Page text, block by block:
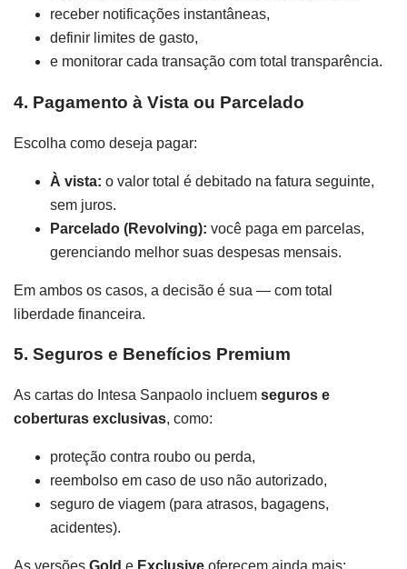
receber notificações instantâneas,
definir limites de gasto,
e monitorar cada transação com total transparência.
4. Pagamento à Vista ou Parcelado
Escolha como deseja pagar:
À vista: o valor total é debitado na fatura seguinte,
sem juros.
Parcelado (Revolving): você paga em parcelas,
gerenciando melhor suas despesas mensais.
Em ambos os casos, a decisão é sua — com total
liberdade financeira.
5. Seguros e Benefícios Premium
As cartas do Intesa Sanpaolo incluem seguros e
coberturas exclusivas, como:
proteção contra roubo ou perda,
reembolso em caso de uso não autorizado,
seguro de viagem (para atrasos, bagagens,
acidentes).
As versões Gold e Exclusive oferecem ainda mais: